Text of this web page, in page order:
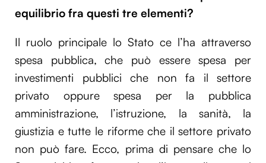
equilibrio fra questi tre elementi?
Il ruolo principale lo Stato ce l’ha attraverso
spesa pubblica, che può essere spesa per
investimenti pubblici che non fa il settore
privato oppure spesa per la pubblica
amministrazione, l’istruzione, la sanità, la
giustizia e tutte le riforme che il settore privato
non può fare. Ecco, prima di pensare che lo